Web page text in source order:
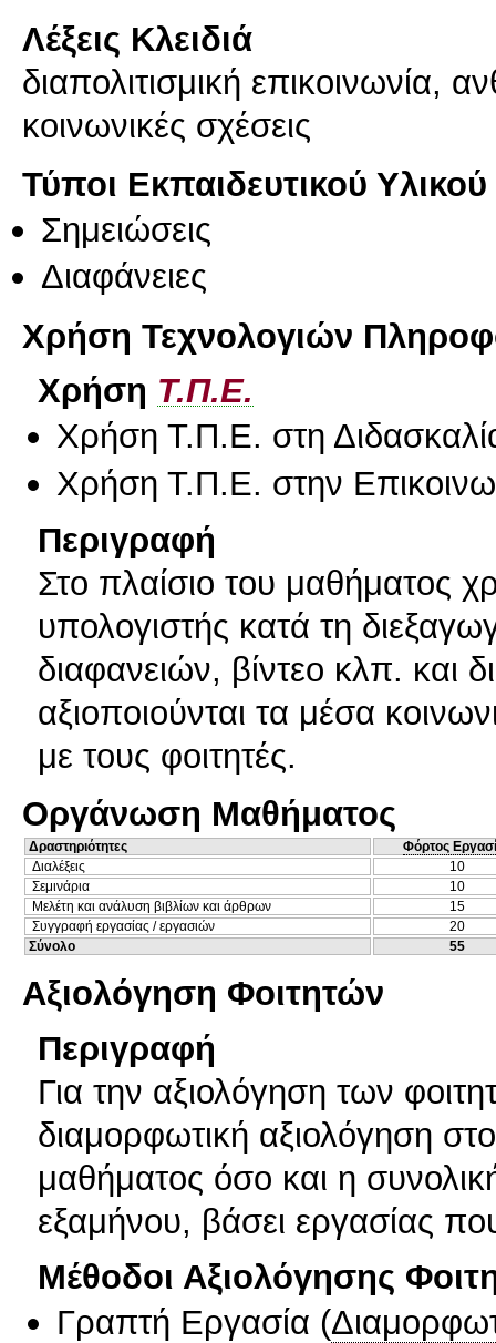
Λέξεις Κλειδιά
διαπολιτισμική επικοινωνία,
κοινωνικές σχέσεις
Τύποι Εκπαιδευτικού Υλικού
Σημειώσεις
Διαφάνειες
Χρήση Τεχνολογιών
Χρήση Τ.Π.Ε.
Χρήση Τ.Π.Ε. στη
Χρήση Τ.Π.Ε. στην
Περιγραφή
Στο πλαίσιο του μαθήματος
υπολογιστής κατά τη
διαφανειών, βίντεο κλπ. και
αξιοποιούνται τα μέσα
με τους φοιτητές.
Οργάνωση Μαθήματος
Δραστηριότητες
Φόρτος
Διαλέξεις
10
Σεμινάρια
10
Μελέτη και ανάλυση βιβλίων και άρθρων
15
Συγγραφή εργασίας / εργασιών
20
Σύνολο
55
Αξιολόγηση Φοιτητών
Περιγραφή
Για την αξιολόγηση των
διαμορφωτική αξιολόγηση
μαθήματος όσο και η
εξαμήνου, βάσει εργασίας
Μέθοδοι Αξιολόγησης
Γραπτή Εργασία (